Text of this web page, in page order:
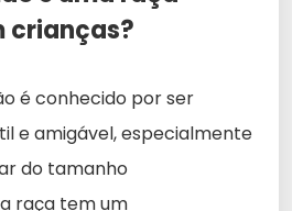
crianças?
é conhecido por ser
e amigável, especialmente
do tamanho
raça tem um